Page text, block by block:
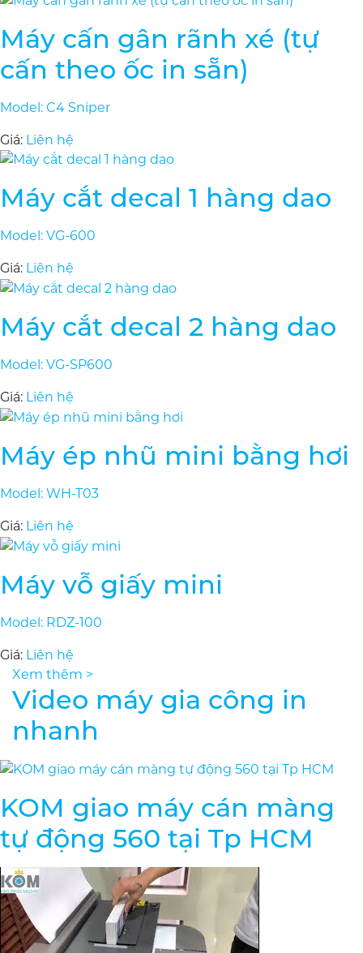
Máy cấn gân rãnh xé (tự
cấn theo ốc in sẵn)
Model: C4 Sniper
Giá: Liên hệ
Máy cắt decal 1 hàng dao
Model: VG-600
Giá: Liên hệ
Máy cắt decal 2 hàng dao
Model: VG-SP600
Giá: Liên hệ
Máy ép nhũ mini bằng hơi
Model: WH-T03
Giá: Liên hệ
Máy vỗ giấy mini
Model: RDZ-100
Giá: Liên hệ
Xem thêm >
Video máy gia công in
nhanh
KOM giao máy cán màng
tự động 560 tại Tp HCM